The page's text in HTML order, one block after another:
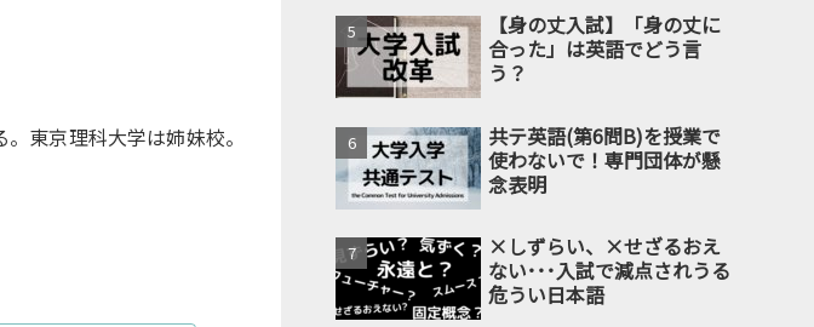
東京理科大学は姉妹校。
【身の丈入試】「身の丈に
合った」は英語でどう言
う？
共テ英語(第6問B)を授業で
使わないで！専門団体が懸
念表明
×しずらい、×せざるおえ
ない･･･入試で減点されうる
危うい日本語